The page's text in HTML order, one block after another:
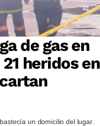
de gas en
heridos en
un domicilio del lugar.